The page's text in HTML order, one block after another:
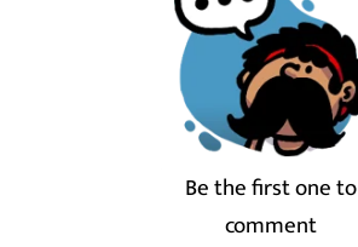
Be the first one to
comment